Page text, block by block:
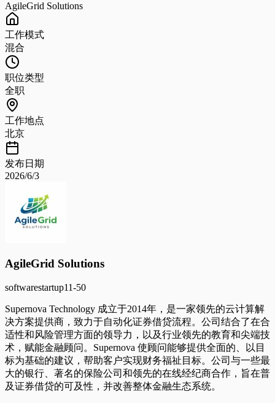
AgileGrid Solutions
工作模式
混合
职位类型
全职
工作地点
北京
发布日期
2026/6/3
AgileGrid Solutions
softwarestartup11-50
Supernova Technology 成立于2014年，是一家领先的云计算解
决方案提供商，致力于自动化证券借贷流程。公司结合了在合
适性和风险管理方面的领导力，以及行业领先的教育和尖端技
术，赋能金融顾问。Supernova 使顾问能够提供全面的、以目
标为基础的建议，帮助客户实现财务福祉目标。公司与一些最
大的银行、著名的保险公司和领先的在线经纪商合作，旨在普
及证券借贷的可及性，并改善整体金融生态系统。